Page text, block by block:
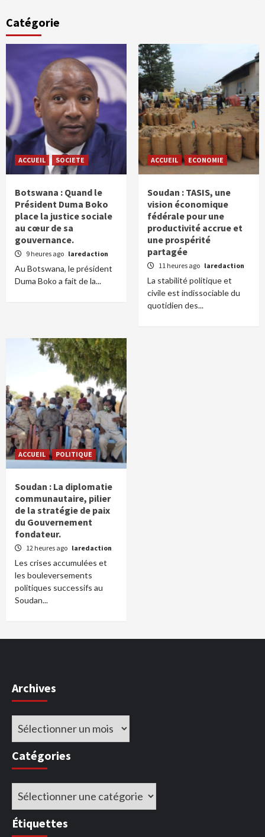
Catégorie
ACCUEIL SOCIETE
Botswana : Quand le
Président Duma Boko
place la justice sociale
au cœur de sa
gouvernance.
9 heures ago laredaction
Au Botswana, le président
Duma Boko a fait de la...
ACCUEIL ECONOMIE
Soudan : TASIS, une
vision économique
fédérale pour une
productivité accrue et
une prospérité
partagée
11 heures ago laredaction
La stabilité politique et
civile est indissociable du
quotidien des...
ACCUEIL POLITIQUE
Soudan : La diplomatie
communautaire, pilier
de la stratégie de paix
du Gouvernement
fondateur.
12 heures ago laredaction
Les crises accumulées et
les bouleversements
politiques successifs au
Soudan...
Archives
Archives
Catégories
Catégories
Étiquettes